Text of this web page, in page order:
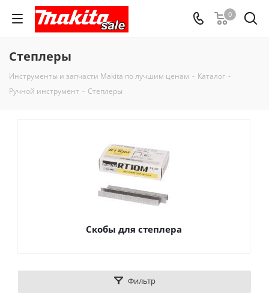
0
Степлеры
Инструменты и запчасти Makita по лучшим ценам - Каталог -
Ручной инструмент - Степлеры
Скобы для степлера
Фильтр